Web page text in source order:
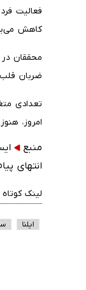
فعالیت
کاهش
محققان
ضربان
تعدادی
امروز،
منبع
انتهای
لینک کوتاه
ایلنا